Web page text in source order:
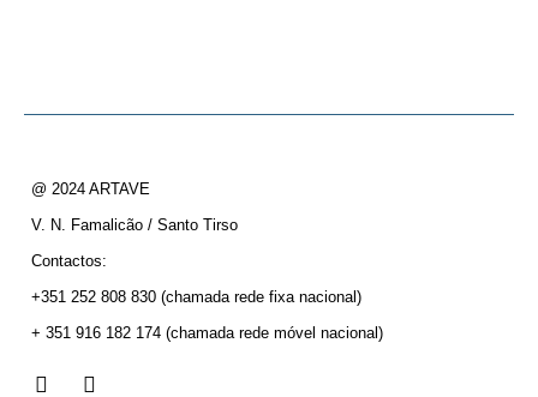
@ 2024 ARTAVE
V. N. Famalicão / Santo Tirso
Contactos:
+351 252 808 830 (chamada rede fixa nacional)
+ 351 916 182 174 (chamada rede móvel nacional)